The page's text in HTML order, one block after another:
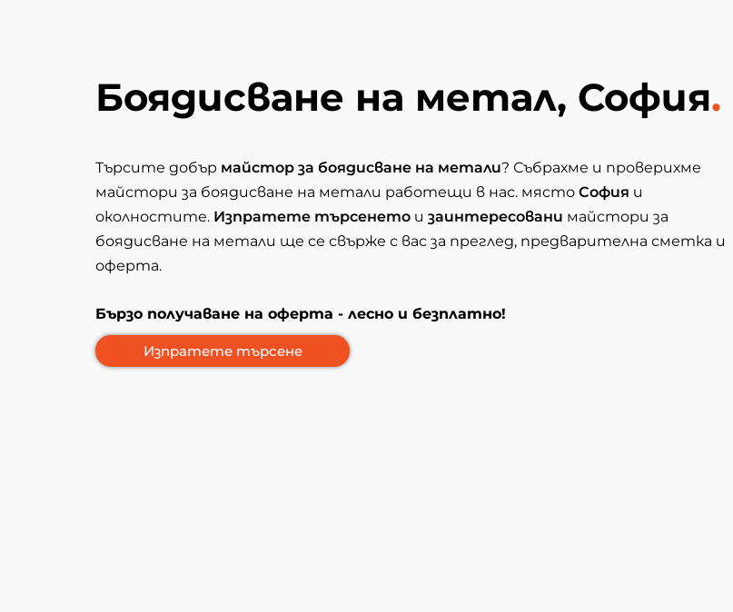
Боядисване на метал, София.
Търсите добър майстор за боядисване на метали? Събрахме и проверихме
майстори за боядисване на метали работещи в нас. мястоСофия и
околностите. Изпратете търсенето изаинтересовани майстори за
боядисване на метали ще се свърже с вас за преглед, предварителна сметка и
оферта.
Бързо получаване на оферта - лесно и безплатно!